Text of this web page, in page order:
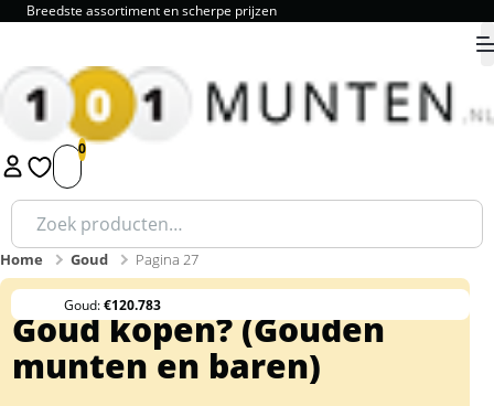
Breedste assortiment en scherpe prijzen
1 2 3 4 5 9.8
Zoeken
naar:
Home Goud Pagina 27
Goud kopen? (Gouden
munten en baren)
Goud:€120.783